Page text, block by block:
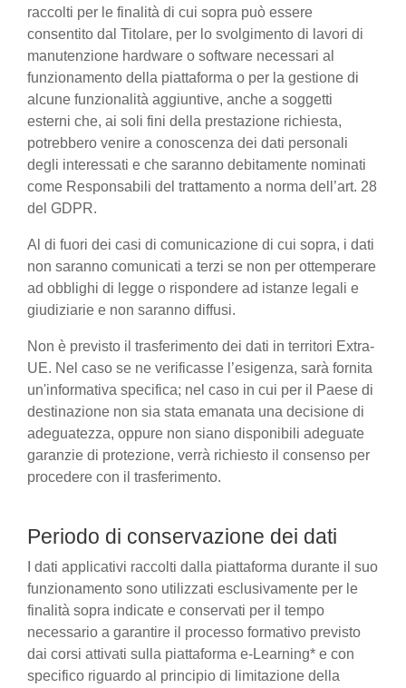
raccolti per le finalità di cui sopra può essere
consentito dal Titolare, per lo svolgimento di lavori di
manutenzione hardware o software necessari al
funzionamento della piattaforma o per la gestione di
alcune funzionalità aggiuntive, anche a soggetti
esterni che, ai soli fini della prestazione richiesta,
potrebbero venire a conoscenza dei dati personali
degli interessati e che saranno debitamente nominati
come Responsabili del trattamento a norma dell’art. 28
del GDPR.
Al di fuori dei casi di comunicazione di cui sopra, i dati
non saranno comunicati a terzi se non per ottemperare
ad obblighi di legge o rispondere ad istanze legali e
giudiziarie e non saranno diffusi.
Non è previsto il trasferimento dei dati in territori Extra-
UE. Nel caso se ne verificasse l’esigenza, sarà fornita
un'informativa specifica; nel caso in cui per il Paese di
destinazione non sia stata emanata una decisione di
adeguatezza, oppure non siano disponibili adeguate
garanzie di protezione, verrà richiesto il consenso per
procedere con il trasferimento.
Periodo di conservazione dei dati
I dati applicativi raccolti dalla piattaforma durante il suo
funzionamento sono utilizzati esclusivamente per le
finalità sopra indicate e conservati per il tempo
necessario a garantire il processo formativo previsto
dai corsi attivati sulla piattaforma e-Learning* e con
specifico riguardo al principio di limitazione della